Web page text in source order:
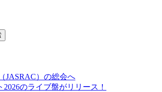
JASRAC）の総会へ
のライブ盤がリリース！